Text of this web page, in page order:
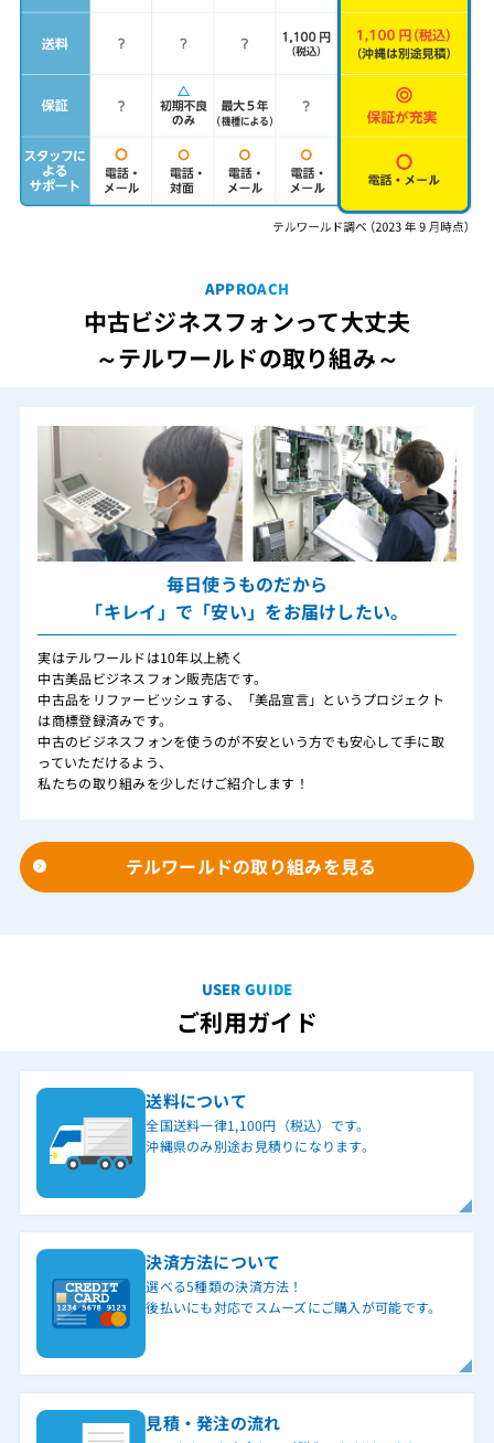
APPROACH
中古ビジネスフォンって大丈夫
～テルワールドの取り組み～
毎日使うものだから
「キレイ」で「安い」をお届けしたい。
実はテルワールドは10年以上続く
中古美品ビジネスフォン販売店です。
中古品をリファービッシュする、「美品宣言」というプロジェクト
は商標登録済みです。
中古のビジネスフォンを使うのが不安という方でも安心して手に取
っていただけるよう、
私たちの取り組みを少しだけご紹介します！
テルワールドの取り組みを見る
USER GUIDE
ご利用ガイド
送料について
全国送料一律1,100円（税込）です。
沖縄県のみ別途お見積りになります。
決済方法について
選べる5種類の決済方法！
後払いにも対応でスムーズにご購入が可能です。
見積・発注の流れ